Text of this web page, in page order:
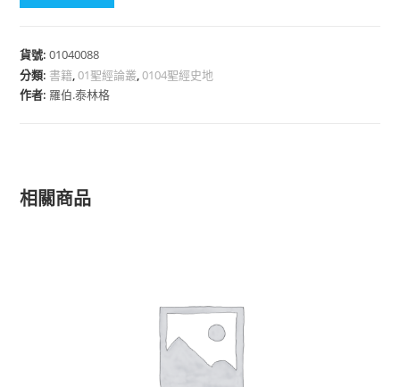
貨號:01040088
分類: 書籍,01聖經論叢,0104聖經史地
作者: 羅伯.泰林格
相關商品